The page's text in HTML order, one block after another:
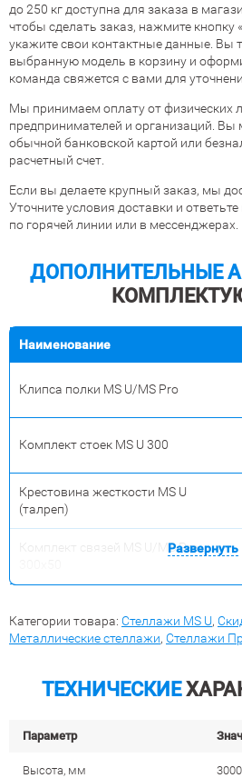
до 250 кг доступна для заказа в
чтобы сделать заказ, нажмите кнопку
укажите свои контактные данные. Вы
выбранную модель в корзину и
команда свяжется с вами для
Мы принимаем оплату от физических
предпринимателей и организаций. Вы
обычной банковской картой или
расчетный счет.
Если вы делаете крупный заказ, мы
Уточните условия доставки и
по горячей линии или в мессенджерах.
ДОПОЛНИТЕЛЬНЫЕ
Наименование
Клипса полки MS U/MS Pro
Комплект стоек MS U 300
Крестовина жесткости MS U
(талреп)
Комплект связей MS U/MS ProРазвернуть
Категории товара: Стеллажи MS U,
Металлические стеллажи, Стеллажи
ТЕХНИЧЕСКИЕ
Параметр
Высота, мм 3000